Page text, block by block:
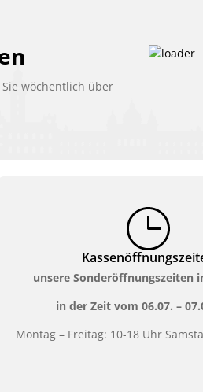
wöchentlich über
unsere Sonderöffnungszeiten
in der Zeit vom 06.07. –
Montag – Freitag: 10-18 Uhr